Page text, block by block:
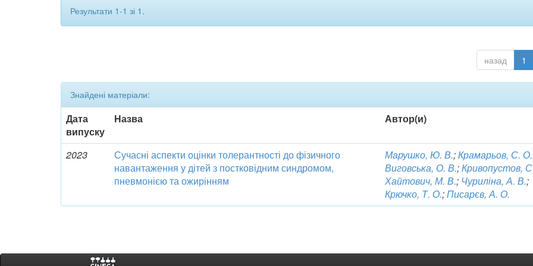
Результати 1-1 зі 1.
назад 1
Знайдені матеріали:
Дата
випуску
Назва Автор(и)
2023
Сучасні аспекти оцінки толерантності до фізичного
навантаження у дітей з постковідним синдромом,
пневмонією та ожирінням
Марушко, Ю. В.;Крамарьов, С. О.
Виговська, О. В.;Кривопустов,
Хайтович, М. В.; Чуриліна, А. В.;
Крючко, Т. О.;Писарєв, А. О.